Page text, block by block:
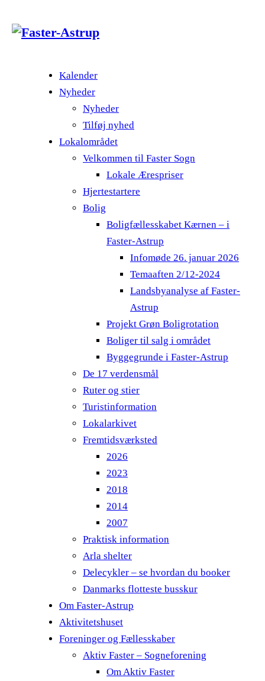
Kalender
Nyheder
Nyheder
Tilføj nyhed
Lokalområdet
Velkommen til Faster Sogn
Lokale Ærespriser
Hjertestartere
Bolig
Boligfællesskabet Kærnen – i
Faster-Astrup
Infomøde 26. januar 2026
Temaaften 2/12-2024
Landsbyanalyse af Faster-
Astrup
Projekt Grøn Boligrotation
Boliger til salg i området
Byggegrunde i Faster-Astrup
De 17 verdensmål
Ruter og stier
Turistinformation
Lokalarkivet
Fremtidsværksted
2026
2023
2018
2014
2007
Praktisk information
Arla shelter
Delecykler – se hvordan du booker
Danmarks flotteste busskur
Om Faster-Astrup
Aktivitetshuset
Foreninger og Fællesskaber
Aktiv Faster – Sogneforening
Om Aktiv Faster